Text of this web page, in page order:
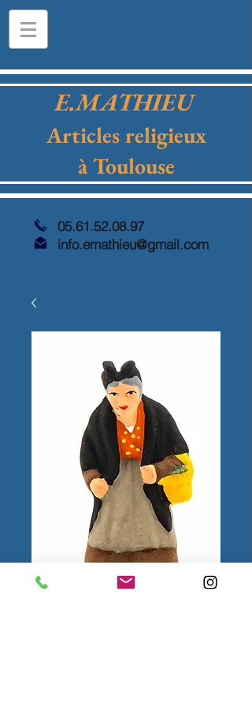
E.MATHIEU
Articles religieux
à Toulouse
05.61.52.08.97
info.emathieu@gmail.com